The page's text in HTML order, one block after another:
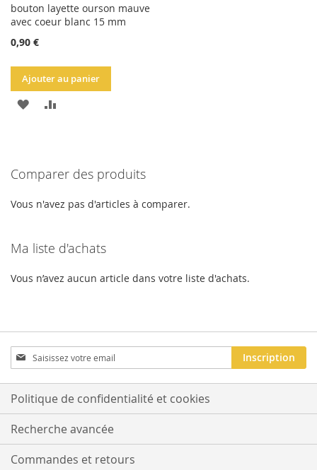
bouton layette ourson mauve
avec coeur blanc 15 mm
0,90 €
Ajouter au panier
AJOUTER
LISTE
D'ACHATS
Comparer des produits
Vous n'avez pas d'articles à comparer.
Ma liste d'achats
Vous n’avez aucun article dans votre liste d'achats.
Inscription
à
notre
newsletter
Inscription
Politique de confidentialité et cookies
Recherche avancée
Commandes et retours